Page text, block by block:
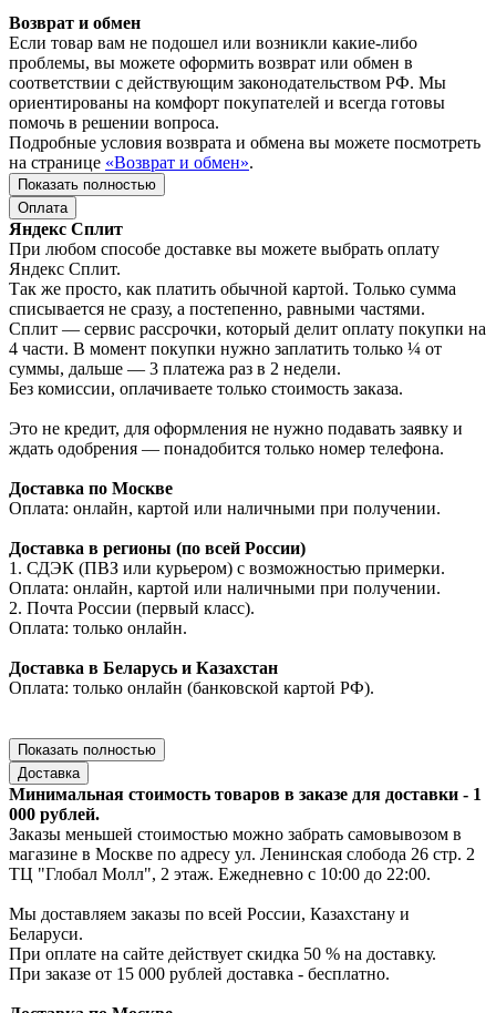
Возврат и обмен
Если товар вам не подошел или возникли какие-либо
проблемы, вы можете оформить возврат или обмен в
соответствии с действующим законодательством РФ. Мы
ориентированы на комфорт покупателей и всегда готовы
помочь в решении вопроса.
Подробные условия возврата и обмена вы можете посмотреть
на странице «Возврат и обмен».
Показать полностью
Оплата
Яндекс Сплит
При любом способе доставке вы можете выбрать оплату
Яндекс Сплит.
Так же просто, как платить обычной картой. Только сумма
списывается не сразу, а постепенно, равными частями.
Сплит — сервис рассрочки, который делит оплату покупки на
4 части. В момент покупки нужно заплатить только ¼ от
суммы, дальше — 3 платежа раз в 2 недели.
Без комиссии, оплачиваете только стоимость заказа.
Это не кредит, для оформления не нужно подавать заявку и
ждать одобрения — понадобится только номер телефона.
Доставка по Москве
Оплата: онлайн, картой или наличными при получении.
Доставка в регионы (по всей России)
1. СДЭК (ПВЗ или курьером) с возможностью примерки.
Оплата: онлайн, картой или наличными при получении.
2. Почта России (первый класс).
Оплата: только онлайн.
Доставка в Беларусь и Казахстан
Оплата: только онлайн (банковской картой РФ).
Показать полностью
Доставка
Минимальная стоимость товаров в заказе для доставки - 1
000 рублей.
Заказы меньшей стоимостью можно забрать самовывозом в
магазине в Москве по адресу ул. Ленинская слобода 26 стр. 2
ТЦ "Глобал Молл", 2 этаж. Ежедневно с 10:00 до 22:00.
Мы доставляем заказы по всей России, Казахстану и
Беларуси.
При оплате на сайте действует скидка 50 % на доставку.
При заказе от 15 000 рублей доставка - бесплатно.